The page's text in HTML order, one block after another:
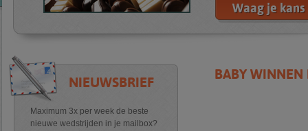
Waag je kans
NIEUWSBRIEF
Maximum 3x per week de beste
nieuwe wedstrijden in je mailbox?
BABY WINNEN